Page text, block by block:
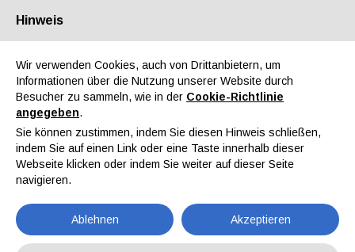
Über uns Partner Kontakt Reservierter Bereich
EN IT DE ES
2016
Home Nachrichten 2016
Hinweis
Wir verwenden Cookies, auch von Drittanbietern, um
Informationen über die Nutzung unserer Website durch
Besucher zu sammeln, wie in der Cookie-Richtlinie
angegeben.
Sie können zustimmen, indem Sie diesen Hinweis schließen,
indem Sie auf einen Link oder eine Taste innerhalb dieser
Webseite klicken oder indem Sie weiter auf dieser Seite
navigieren.
Ablehnen Akzeptieren